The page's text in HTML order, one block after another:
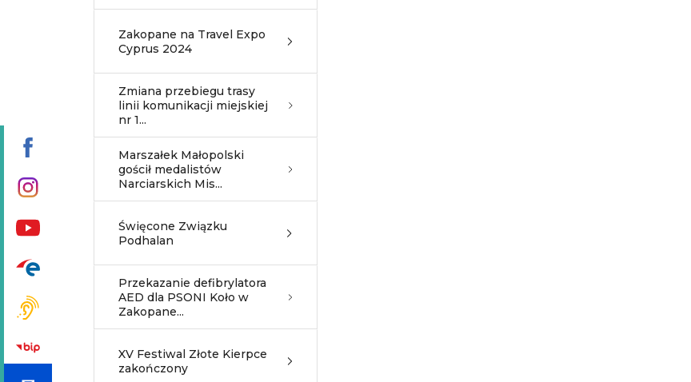
Zakopane na Travel Expo
Cyprus 2024
Zmiana przebiegu trasy
linii komunikacji miejskiej
nr 1...
Marszałek Małopolski
gościł medalistów
Narciarskich Mis...
Święcone Związku
Podhalan
Przekazanie defibrylatora
AED dla PSONI Koło w
Zakopane...
XV Festiwal Złote Kierpce
zakończony